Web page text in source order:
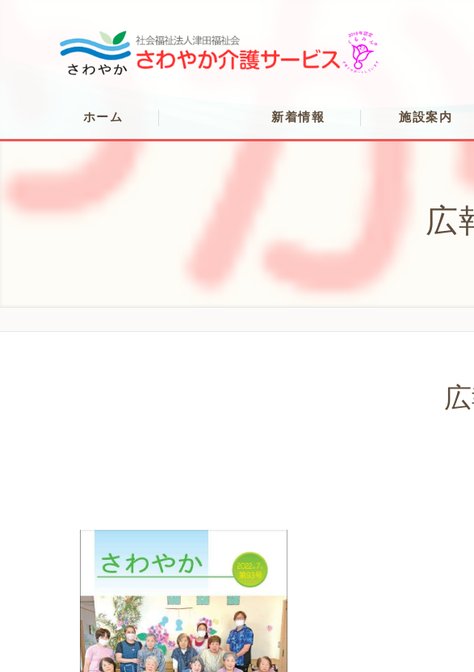
ホーム 新着情報
さわやか介護サービス 行動スローガン
さわやかの「うまいもん」
施設案内
介護老人福祉施
さわやか荘通所
グループホーム
さわやか荘 訪
広